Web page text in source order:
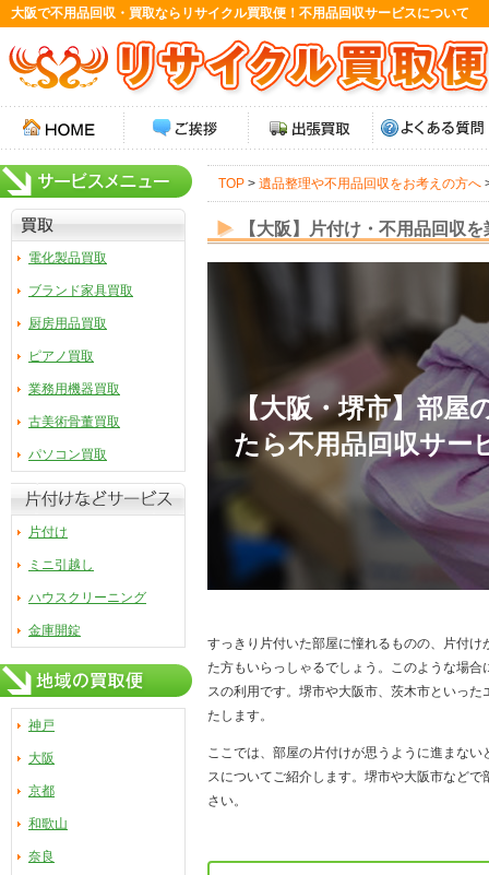
大阪で不用品回収・買取ならリサイクル買取便！不用品回収サービスについて
電化製品買取
ブランド家具買取
厨房用品買取
ピアノ買取
業務用機器買取
古美術骨董買取
パソコン買取
片付け
ミニ引越し
ハウスクリーニング
金庫開錠
神戸
大阪
京都
和歌山
奈良
TOP > 遺品整理や不用品回収をお考えの方へ
【大阪】片付け・不用品回収
【大阪・堺市】部
たら不用品回収サー
すっきり片付いた部屋に憧れるものの、片付
た方もいらっしゃるでしょう。このような場
スの利用です。堺市や大阪市、茨木市といっ
たします。
ここでは、部屋の片付けが思うように進まな
スについてご紹介します。堺市や大阪市など
さい。